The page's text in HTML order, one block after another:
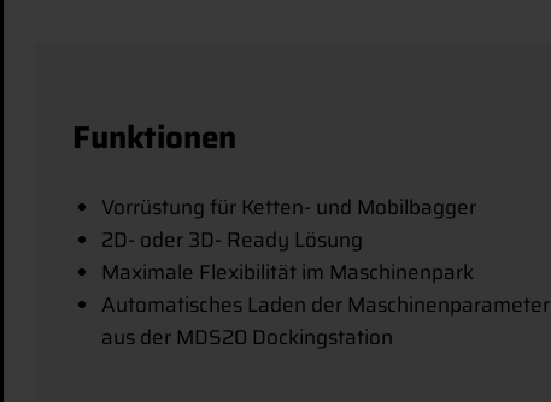
Funktionen
Vorrüstung für Ketten- und Mobilbagger
2D- oder 3D- Ready Lösung
Maximale Flexibilität im Maschinenpark
Automatisches Laden der Maschinenparameter
aus der MDS20 Dockingstation